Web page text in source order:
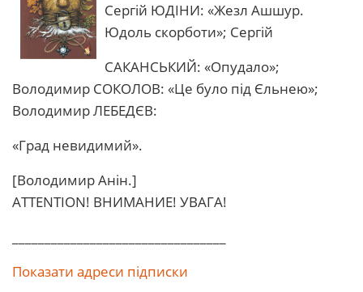
Сергій ЮДІНИ: «Жезл Ашшур.
Юдоль скорботи»; Сергій
САКАНСЬКИЙ: «Опудало»;
Володимир СОКОЛОВ: «Це було під Єльнею»;
Володимир ЛЕБЕДЄВ:
«Град невидимий».
[Володимир Анін.]
ATTENTION! ВHИМАHИЕ! УВАГА!
Показати адреси підписки